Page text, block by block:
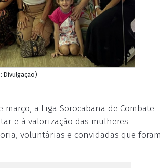
Divulgação)
a Liga Sorocabana de Combate
e à valorização das mulheres
voluntárias e convidadas que foram